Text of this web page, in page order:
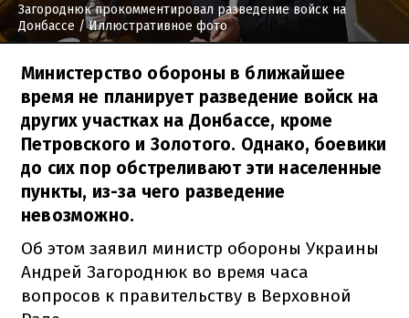
Загороднюк прокомментировал разведение войск на
Донбассе / Иллюстративное фото
Министерство обороны в ближайшее
время не планирует разведение войск на
других участках на Донбассе, кроме
Петровского и Золотого. Однако, боевики
до сих пор обстреливают эти населенные
пункты, из-за чего разведение
невозможно.
Об этом заявил министр обороны Украины
Андрей Загороднюк во время часа
вопросов к правительству в Верховной